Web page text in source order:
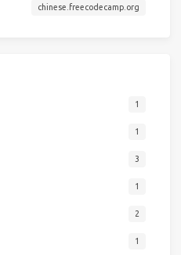
chinese.freecodecamp.org
1
1
3
1
2
1